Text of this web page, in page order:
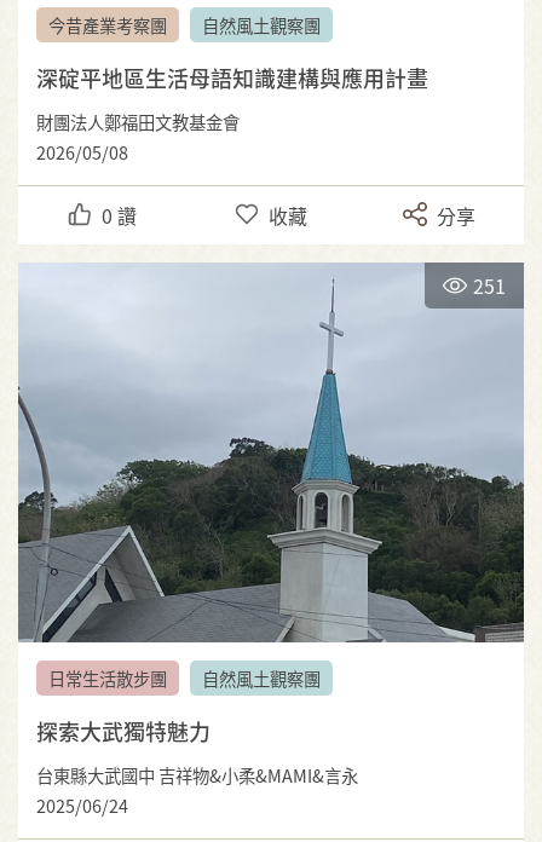
今昔產業考察團 自然風土觀察團
深碇平地區生活母語知識建構與應用計畫
財團法人鄭福田文教基金會
2026/05/08
0 讚 收藏 分享
251
日常生活散步團 自然風土觀察團
探索大武獨特魅力
台東縣大武國中 吉祥物&小柔&MAMI&言永
2025/06/24